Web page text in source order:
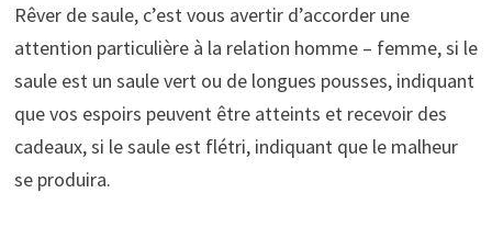
Rêver de saule, c’est vous avertir d’accorder une
attention particulière à la relation homme – femme, si le
saule est un saule vert ou de longues pousses, indiquant
que vos espoirs peuvent être atteints et recevoir des
cadeaux, si le saule est flétri, indiquant que le malheur
se produira.